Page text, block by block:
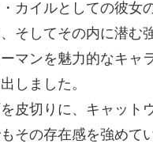
カイルとしての彼女
そしてその内に潜む
マンを魅力的なキャ
しました。
皮切りに、キャット
その存在感を強めて